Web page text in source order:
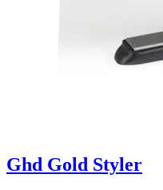
Ghd Gold Styler